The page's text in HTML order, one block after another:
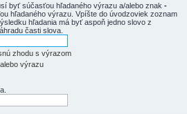
byť súčasťou hľadaného výrazu a/alebo znak -
hľadaného výrazu. Vpíšte do úvodzoviek zoznam
hľadania má byť aspoň jedno slovo z
časti slova.
zhodu s výrazom
výrazu